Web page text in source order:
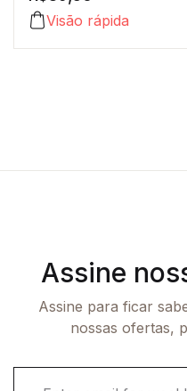
Pastor
Visão rápida
Assine
Assine para ficar
nossas ofertas,